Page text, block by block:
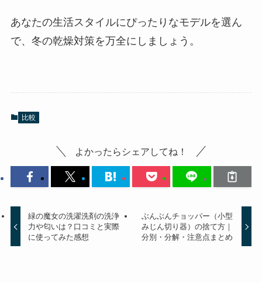
あなたの生活スタイルにぴったりなモデルを選ん
で、冬の乾燥対策を万全にしましょう。
比較
よかったらシェアしてね！
緑の魔女の洗濯洗剤の洗浄
力や匂いは？口コミと実際
に使ってみた感想
ぶんぶんチョッパー（小型
みじん切り器）の捨て方｜
分別・分解・注意点まとめ